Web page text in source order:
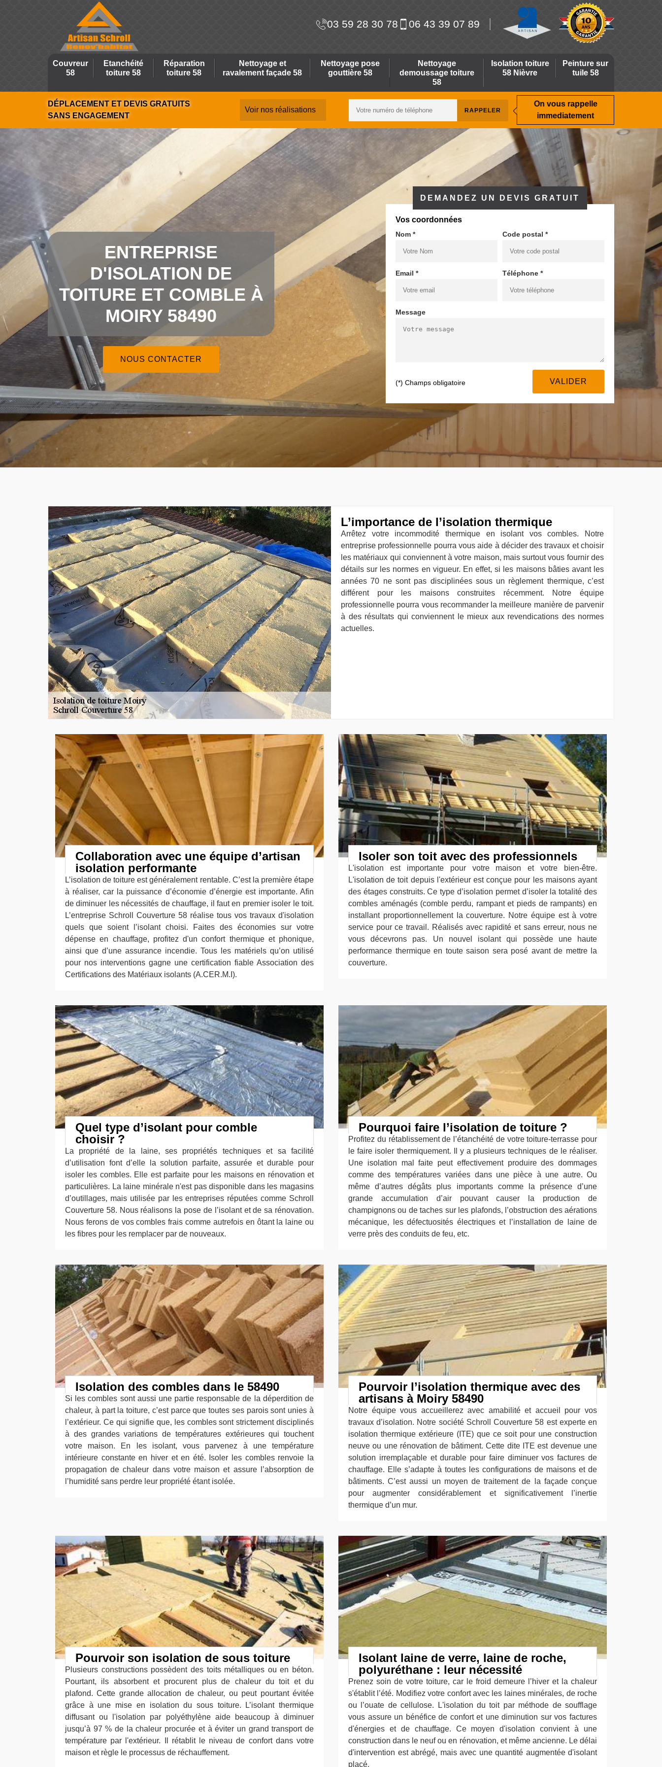
03 59 28 30 78 06 43 39 07 89
Couvreur
58
Etanchéité
toiture 58
Réparation
toiture 58
Nettoyage et
ravalement façade 58
Nettoyage pose
gouttière 58
Nettoyage
demoussage toiture
58
Isolation toiture
58 Nièvre
Peinture sur
tuile 58
DÉPLACEMENT ET DEVIS GRATUITS
SANS ENGAGEMENT
Voir nos réalisations
On vous rappelle
immediatement
ENTREPRISE
D'ISOLATION DE
TOITURE ET COMBLE À
MOIRY 58490
NOUS CONTACTER
DEMANDEZ UN DEVIS GRATUIT
Vos coordonnées
Nom * Code postal *
Email * Téléphone *
Message
(*) Champs obligatoire
L’importance de l’isolation thermique
Arrêtez votre incommodité thermique en isolant vos combles. Notre
entreprise professionnelle pourra vous aide à décider des travaux et choisir
les matériaux qui conviennent à votre maison, mais surtout vous fournir des
détails sur les normes en vigueur. En effet, si les maisons bâties avant les
années 70 ne sont pas disciplinées sous un règlement thermique, c’est
différent pour les maisons construites récemment. Notre équipe
professionnelle pourra vous recommander la meilleure manière de parvenir
à des résultats qui conviennent le mieux aux revendications des normes
actuelles.
Collaboration avec une équipe d’artisan
isolation performante
L’isolation de toiture est généralement rentable. C’est la première étape
à réaliser, car la puissance d’économie d’énergie est importante. Afin
de diminuer les nécessités de chauffage, il faut en premier isoler le toit.
L’entreprise Schroll Couverture 58 réalise tous vos travaux d'isolation
quels que soient l’isolant choisi. Faites des économies sur votre
dépense en chauffage, profitez d'un confort thermique et phonique,
ainsi que d’une assurance incendie. Tous les matériels qu’on utilisé
pour nos interventions gagne une certification fiable Association des
Certifications des Matériaux isolants (A.CER.M.I).
Isoler son toit avec des professionnels
L'isolation est importante pour votre maison et votre bien-être.
L'isolation de toit depuis l'extérieur est conçue pour les maisons ayant
des étages construits. Ce type d’isolation permet d’isoler la totalité des
combles aménagés (comble perdu, rampant et pieds de rampants) en
installant proportionnellement la couverture. Notre équipe est à votre
service pour ce travail. Réalisés avec rapidité et sans erreur, nous ne
vous décevrons pas. Un nouvel isolant qui possède une haute
performance thermique en toute saison sera posé avant de mettre la
couverture.
Quel type d’isolant pour comble
choisir ?
La propriété de la laine, ses propriétés techniques et sa facilité
d’utilisation font d’elle la solution parfaite, assurée et durable pour
isoler les combles. Elle est parfaite pour les maisons en rénovation et
particulières. La laine minérale n'est pas disponible dans les magasins
d’outillages, mais utilisée par les entreprises réputées comme Schroll
Couverture 58. Nous réalisons la pose de l’isolant et de sa rénovation.
Nous ferons de vos combles frais comme autrefois en ôtant la laine ou
les fibres pour les remplacer par de nouveaux.
Pourquoi faire l’isolation de toiture ?
Profitez du rétablissement de l’étanchéité de votre toiture-terrasse pour
le faire isoler thermiquement. Il y a plusieurs techniques de le réaliser.
Une isolation mal faite peut effectivement produire des dommages
comme des températures variées dans une pièce à une autre. Ou
même d’autres dégâts plus importants comme la présence d’une
grande accumulation d’air pouvant causer la production de
champignons ou de taches sur les plafonds, l’obstruction des aérations
mécanique, les défectuosités électriques et l’installation de laine de
verre près des conduits de feu, etc.
Isolation des combles dans le 58490
Si les combles sont aussi une partie responsable de la déperdition de
chaleur, à part la toiture, c’est parce que toutes ses parois sont unies à
l’extérieur. Ce qui signifie que, les combles sont strictement disciplinés
à des grandes variations de températures extérieures qui touchent
votre maison. En les isolant, vous parvenez à une température
intérieure constante en hiver et en été. Isoler les combles renvoie la
propagation de chaleur dans votre maison et assure l’absorption de
l’humidité sans perdre leur propriété étant isolée.
Pourvoir l’isolation thermique avec des
artisans à Moiry 58490
Notre équipe vous accueillerez avec amabilité et accueil pour vos
travaux d’isolation. Notre société Schroll Couverture 58 est experte en
isolation thermique extérieure (ITE) que ce soit pour une construction
neuve ou une rénovation de bâtiment. Cette dite ITE est devenue une
solution irremplaçable et durable pour faire diminuer vos factures de
chauffage. Elle s’adapte à toutes les configurations de maisons et de
bâtiments. C’est aussi un moyen de traitement de la façade conçue
pour augmenter considérablement et significativement l’inertie
thermique d’un mur.
Pourvoir son isolation de sous toiture
Plusieurs constructions possèdent des toits métalliques ou en béton.
Pourtant, ils absorbent et procurent plus de chaleur du toit et du
plafond. Cette grande allocation de chaleur, ou peut pourtant évitée
grâce à une mise en isolation du sous toiture. L’isolant thermique
diffusant ou l'isolation par polyéthylène aide beaucoup à diminuer
jusqu’à 97 % de la chaleur procurée et à éviter un grand transport de
température par l'extérieur. Il rétablit le niveau de confort dans votre
maison et règle le processus de réchauffement.
Isolant laine de verre, laine de roche,
polyuréthane : leur nécessité
Prenez soin de votre toiture, car le froid demeure l’hiver et la chaleur
s'établit l’été. Modifiez votre confort avec les laines minérales, de roche
ou l’ouate de cellulose. L'isolation du toit par méthode de soufflage
vous assure un bénéfice de confort et une diminution sur vos factures
d'énergies et de chauffage. Ce moyen d'isolation convient à une
construction dans le neuf ou en rénovation, et même ancienne. Le délai
d'intervention est abrégé, mais avec une quantité augmentée d'isolant
placé.